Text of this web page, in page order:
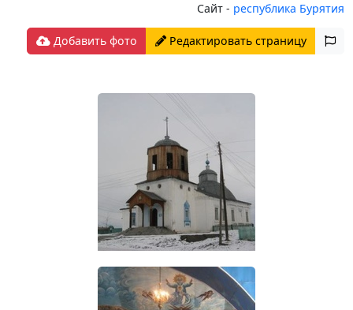
Сайт - республика Бурятия
Добавить фото Редактировать страницу